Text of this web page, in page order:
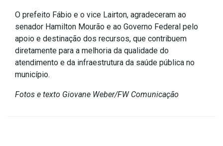
Transparência
Portal da Transparência
Radar da Transparência
O prefeito Fábio e o vice Lairton, agradeceram ao
senador Hamilton Mourão e ao Governo Federal pelo
apoio e destinação dos recursos, que contribuem
diretamente para a melhoria da qualidade do
atendimento e da infraestrutura da saúde pública no
município.
Fotos e texto Giovane Weber/FW Comunicação